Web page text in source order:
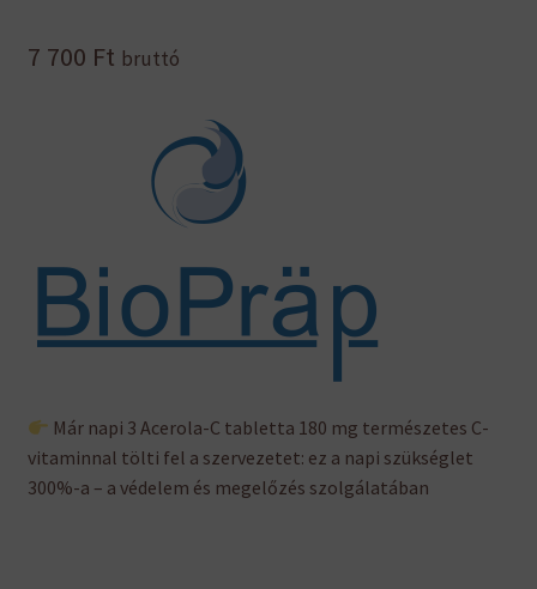
7 700 Ft bruttó
Már napi 3 Acerola-C tabletta 180 mg természetes C-
vitaminnal tölti fel a szervezetet: ez a napi szükséglet
300%-a – a védelem és megelőzés szolgálatában